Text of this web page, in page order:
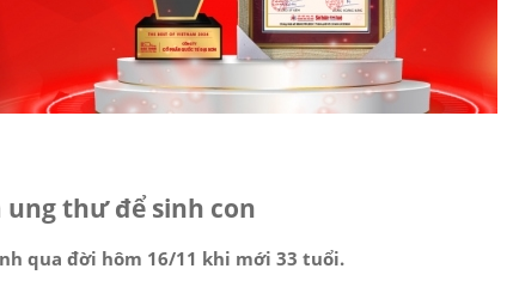
ung thư để sinh con
qua đời hôm 16/11 khi mới 33 tuổi.